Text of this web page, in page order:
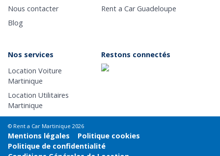
Nous contacter
Blog
Rent a Car Guadeloupe
Nos services
Location Voiture
Martinique
Location Utilitaires
Martinique
Restons connectés
© Rent a Car Martinique 2026
Mentions légales
Politique cookies
Politique de confidentialité